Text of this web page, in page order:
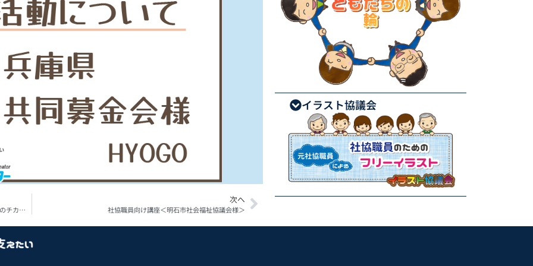
第3回受賞広報紙から学ぶ写真講座＜R6年度社協のための広報のチカラ講座＞
次へ
社協職員向け講座＜明石市社会福祉協議会様＞
イラスト協議会